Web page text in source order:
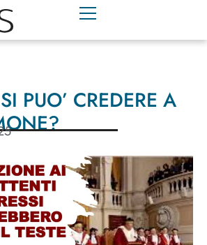
PUO’ CREDERE A